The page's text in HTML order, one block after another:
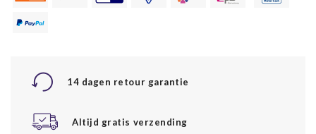
14 dagen retour garantie
Altijd gratis verzending